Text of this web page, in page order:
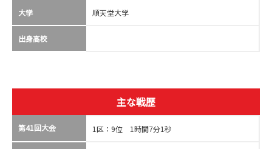
大学 順天堂大学
出身高校
主な戦歴
第41回大会 1区：9位 1時間7分1秒